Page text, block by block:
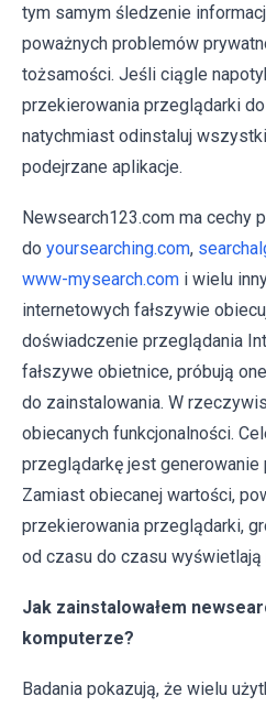
tym samym śledzenie
poważnych problemów
tożsamości. Jeśli ciągle
przekierowania przeglądarki
natychmiast odinstaluj
podejrzane aplikacje.
Newsearch123.com ma cechy
do yoursearching.com,
www-mysearch.com i wielu
internetowych fałszywie
doświadczenie przeglądania
fałszywe obietnice, próbują
do zainstalowania. W
obiecanych funkcjonalności.
przeglądarkę jest
Zamiast obiecanej wartości,
przekierowania przeglądarki,
od czasu do czasu wyświetlają
Jak zainstalowałem
komputerze?
Badania pokazują, że wielu